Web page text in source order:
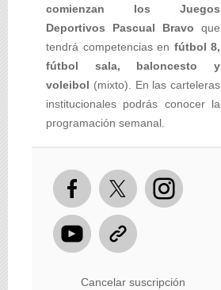
comienzan los Juegos
Deportivos Pascual Bravo que
tendrá competencias en fútbol 8,
fútbol sala, baloncesto y
voleibol (mixto). En las carteleras
institucionales podrás conocer la
programación semanal.
Cancelar suscripción